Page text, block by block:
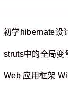
初学hibernate设
struts中的全局变
Web 应用框架